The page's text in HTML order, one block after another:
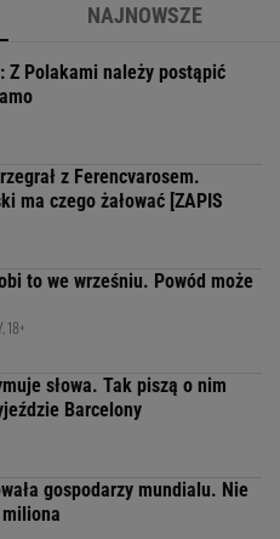
NAJNOWSZE
Z Polakami należy postąpić
z Ferencvarosem.
ma czego żałować [ZAPIS
to we wrześniu. Powód może
18+
słowa. Tak piszą o nim
Barcelony
gospodarzy mundialu. Nie